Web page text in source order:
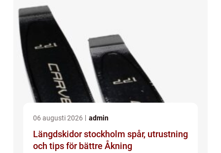
06 augusti 2026 admin
Längdskidor stockholm spår, utrustning
och tips för bättre Åkning